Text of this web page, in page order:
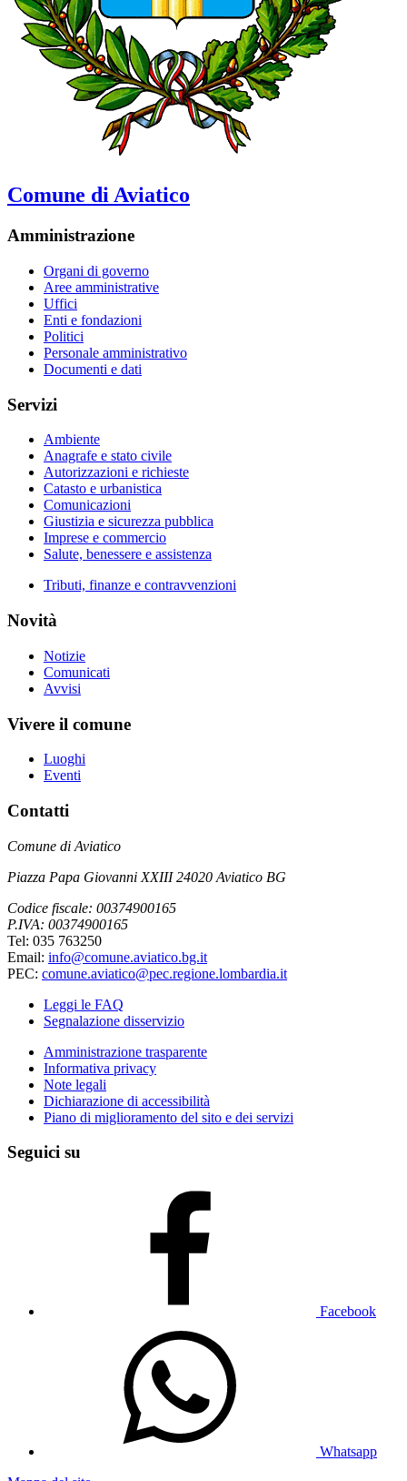
Comune di Aviatico
Amministrazione
Organi di governo
Aree amministrative
Uffici
Enti e fondazioni
Politici
Personale amministrativo
Documenti e dati
Servizi
Ambiente
Anagrafe e stato civile
Autorizzazioni e richieste
Catasto e urbanistica
Comunicazioni
Giustizia e sicurezza pubblica
Imprese e commercio
Salute, benessere e assistenza
Tributi, finanze e contravvenzioni
Novità
Notizie
Comunicati
Avvisi
Vivere il comune
Luoghi
Eventi
Contatti
Comune di Aviatico
Piazza Papa Giovanni XXIII 24020 Aviatico BG
Codice fiscale: 00374900165
P.IVA: 00374900165
Tel: 035 763250
Email: info@comune.aviatico.bg.it
PEC: comune.aviatico@pec.regione.lombardia.it
Leggi le FAQ
Segnalazione disservizio
Amministrazione trasparente
Informativa privacy
Note legali
Dichiarazione di accessibilità
Piano di miglioramento del sito e dei servizi
Seguici su
Facebook
Whatsapp